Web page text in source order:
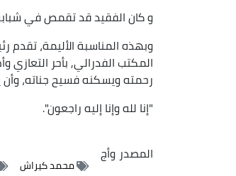
و كان الفقيد قد تقمص في
وبهذه المناسبة الأليمة، تقدم
المكتب الفدرالي, بأحر التعازي
رحمته ويسكنه فسيح جناته،
"إنا لله وإنا إليه راجعون".
المصدر وأج
محمد كيراش